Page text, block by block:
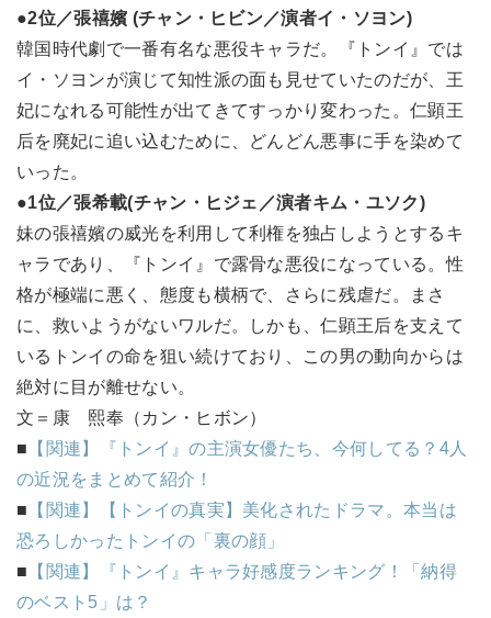
●2位／張禧嬪 (チャン・ヒビン／演者イ・ソヨン)
韓国時代劇で一番有名な悪役キャラだ。『トンイ』では
イ・ソヨンが演じて知性派の面も見せていたのだが、王
妃になれる可能性が出てきてすっかり変わった。仁顕王
后を廃妃に追い込むために、どんどん悪事に手を染めて
いった。
●1位／張希載(チャン・ヒジェ／演者キム・ユソク)
妹の張禧嬪の威光を利用して利権を独占しようとするキ
ャラであり、『トンイ』で露骨な悪役になっている。性
格が極端に悪く、態度も横柄で、さらに残虐だ。まさ
に、救いようがないワルだ。しかも、仁顕王后を支えて
いるトンイの命を狙い続けており、この男の動向からは
絶対に目が離せない。
文＝康 熙奉（カン・ヒボン）
■ 【関連】『トンイ』の主演女優たち、今何してる？4人
の近況をまとめて紹介！
■ 【関連】【トンイの真実】美化されたドラマ。本当は
恐ろしかったトンイの「裏の顔」
■ 【関連】『トンイ』キャラ好感度ランキング！「納得
のベスト5」は？